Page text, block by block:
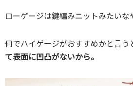
ローゲージは鍵編みニットみたいな
何でハイゲージがおすすめかと言う
て表面に凹凸がないから。